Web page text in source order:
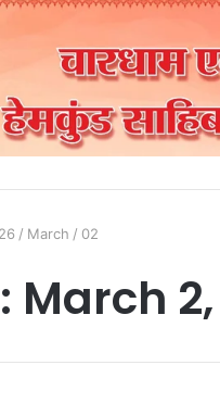
/ March / 02
March